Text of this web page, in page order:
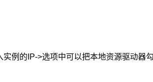
实例的 IP->选项中可以把本地资源驱动器